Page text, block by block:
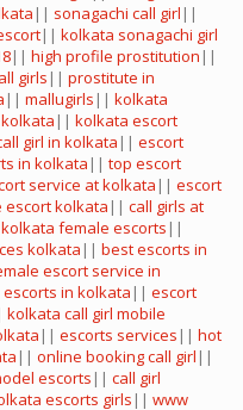
|| sonagachi call girl ||
|| kolkata sonagachi girl
|| high profile prostitution ||
girls || prostitute in
|| mallugirls || kolkata
|| kolkata escort
girl in kolkata || escort
in kolkata || top escort
service at kolkata || escort
escort kolkata || call girls at
kolkata female escorts ||
kolkata || best escorts in
escort service in
in kolkata || escort
kolkata call girl mobile
|| escorts services || hot
|| online booking call girl ||
escorts || call girl
escorts girls || www